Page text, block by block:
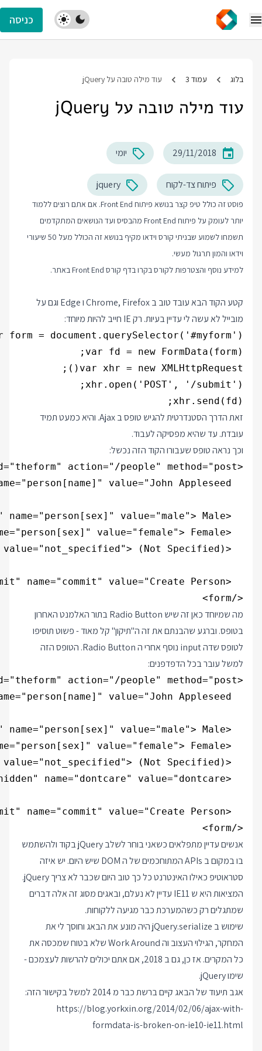
כניסה
בלוג עמוד 3 עוד מילה טובה על jQuery
עוד מילה טובה על jQuery
29/11/2018 יומי
פיתוח צד-לקוח jquery
פוסט זה כולל טיפ קצר בנושא פיתוח Front End. אם אתם רוצים ללמוד
יותר לעומק על פיתוח Front End מהבסיס ועד הנושאים המתקדמים
תשמחו לשמוע שבניתי קורס וידאו מקיף בנושא זה הכולל מעל 50 שיעורי
וידאו והמון תרגול מעשי.
למידע נוסף והצטרפות לקורס בקרו בדף קורס Front End באתר.
קטע הקוד הבא עובד טוב ב Chrome, Firefox ו Edge וגם על
מובייל לא עשה לי עדיין בעיות. רק IE חייב להיות מיוחד:
xhr.send(fd);
זאת הדרך הסטנדרטית להגיש טופס ב Ajax. והיא כמעט תמיד
עובדת. עד שהיא מפסיקה לעבוד.
וכך נראה טופס שעבורו הקוד הזה נכשל:
</form>
מה שמיוחד כאן זה שיש Radio Button בתור האלמנט האחרון
בטופס. וברגע שהבנתם את זה ה"תיקון" קל מאוד - פשוט תוסיפו
לטופס שדה input נוסף אחרי ה Radio Button. הטופס הזה
למשל עובר בכל הדפדפנים:
</form>
אנשים עדיין מתפלאים כשאני בוחר לשלב jQuery בקוד ולהשתמש
בו במקום ב APIs המתוחכמים של ה DOM שיש היום. יש איזה
סטראוטיפ כאילו האינטרנט כל כך טוב היום שכבר לא צריך jQuery.
המציאות היא ש IE11 עדיין לא נעלם, ובאגים מסוג זה אלה דברים
שמתגלים רק כשהמערכת כבר מגיעה ללקוחות.
שימוש ב jQuery.serialize היה מונע את הבאג וחוסך לי את
המחקר, הגילוי העצוב וה Work Around שלא בטוח שמכסה את
כל המקרים. אז כן, גם ב 2018, אם אתם יכולים להרשות לעצמכם -
שימו jQuery.
אגב תיעוד של הבאג קיים ברשת כבר מ 2014 למשל בקישור הזה:
https://blog.yorkxin.org/2014/02/06/ajax-with-
formdata-is-broken-on-ie10-ie11.html